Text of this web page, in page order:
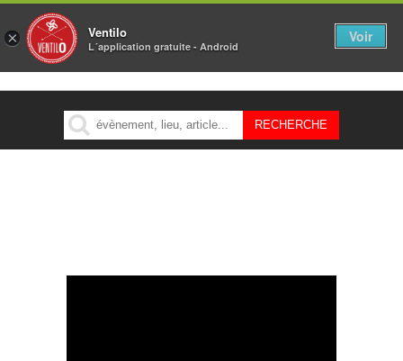
MENU
× Ventilo
L´application gratuite - Android
Voir